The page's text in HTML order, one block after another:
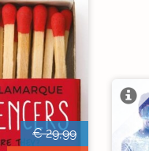
€ 29,99